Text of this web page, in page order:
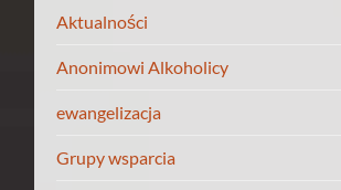
Aktualności
Anonimowi Alkoholicy
ewangelizacja
Grupy wsparcia